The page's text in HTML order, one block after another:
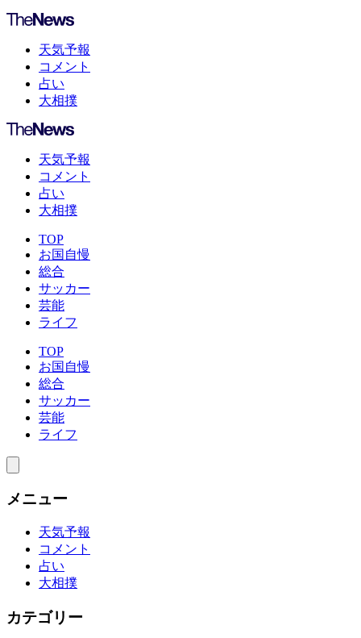
天気予報
コメント
占い
大相撲
天気予報
コメント
占い
大相撲
TOP
お国自慢
総合
サッカー
芸能
ライフ
TOP
お国自慢
総合
サッカー
芸能
ライフ
メニュー
天気予報
コメント
占い
大相撲
カテゴリー